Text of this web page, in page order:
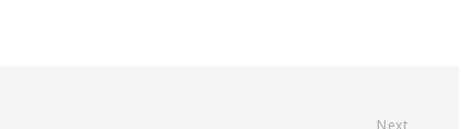
Next